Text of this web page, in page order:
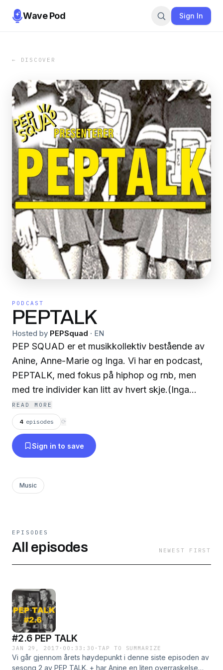
Wave Pod Sign In
← DISCOVER
PODCAST
PEPTALK
Hosted by PEPSquad · EN
PEP SQUAD er et musikkollektiv bestående av
Anine, Anne-Marie og Inga. Vi har en podcast,
PEPTALK, med fokus på hiphop og rnb, men
med tre individer kan litt av hvert skje.(Inga
synes svensk og kvinnelig hiphop er fett, Anine
elsker Atlanta - og Bergen (Norges Atlanta?),
mens Anne-Marie er har en greie for dancehall
og afrikansk hiphop. Sett litt PEP i ditt step!
podcast about urban music. We talk about all
the latest both music and news in the world of
READ MORE
4 episodes ⟳
Sign in to save
Music
EPISODES
All episodes NEWEST FIRST
#2.6 PEP TALK
JAN 29, 2017 · 00:33:30 ·TAP TO SUMMARIZE
Vi går gjennom årets høydepunkt i denne siste episoden av
sesong 2 av PEP TALK. + har Anine en liten overraskelse